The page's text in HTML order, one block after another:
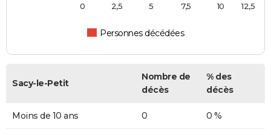
Personnes décédées
0 10
2,5 5 7,5 12,5
Sacy-le-Petit
Nombre de
décès
% des
décès
Moins de 10 ans 0 0 %